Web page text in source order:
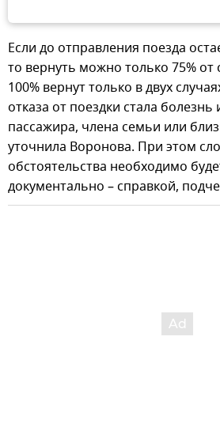
Если до отправления поезда
то вернуть можно только 75% от
100% вернут только в двух
отказа от поездки стала
пассажира, члена семьи или
уточнила Воронова. При этом
обстоятельства необходимо
документально – справкой,